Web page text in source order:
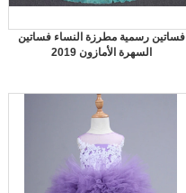
فساتين رسمية مطرزة النساء فساتين
السهرة الأمازون 2019